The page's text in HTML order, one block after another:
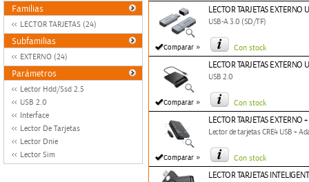
Familias
LECTOR TARJETAS (24)
Subfamilias
EXTERNO (24)
Parámetros
Lector Hdd/Ssd 2.5
USB 2.0
Interface
Lector De Tarjetas
Lector Dnie
Lector Sim
Comparar »
LECTOR TARJETAS EXTERNO
USB-A 3.0 (SD/TF)
Con stock
Comparar »
LECTOR TARJETAS EXTERNO
USB 2.0
Con stock
Comparar »
LECTOR TARJETAS EXTERNO
Lector de tarjetas CRE4 USB +
Con stock
LECTOR TARJETAS